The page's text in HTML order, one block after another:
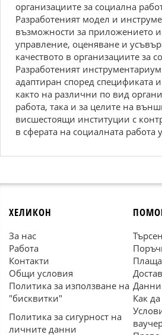
организациите за социална
Разработеният модел и
възможности за приложението
управление, оценяване и
качеството в организациите за
Разработеният
адаптиран според спецификата
както на различни по вид
работа, така и за целите на
висшестоящи институции с
в сферата на социалната работа
ХЕЛИКОН
За нас
Работа
Контакти
Общи условия
Политика за използване на
"бисквитки"
Политика за сигурност на
личните данни
Данни
Как